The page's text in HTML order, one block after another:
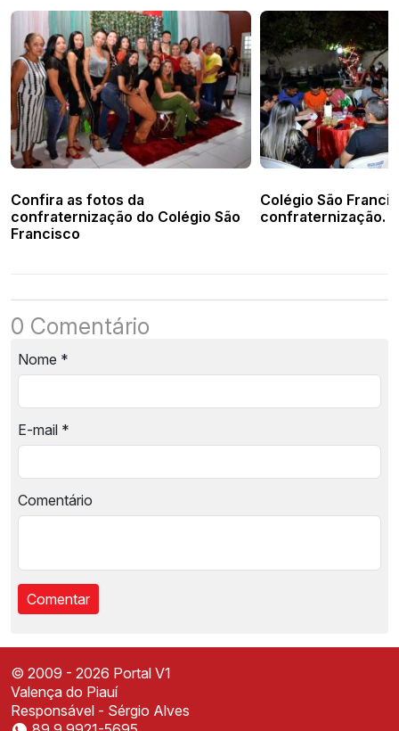
Confira as fotos da
confraternização do Colégio São
Francisco
Colégio São
confraternização.
0 Comentário
Nome *
E-mail *
Comentário
© 2009 - 2026 Portal V1
Valença do Piauí
Responsável - Sérgio Alves